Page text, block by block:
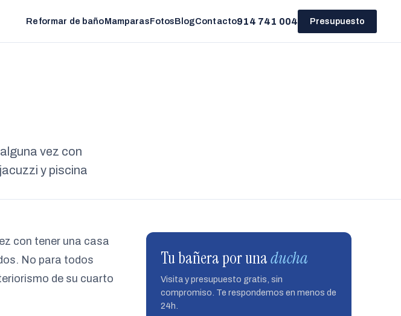
Reformar de bañoMamparasFotosBlogContacto914 741 004 Presupuesto
vez con
y piscina
con tener una casa
No para todos
de su cuarto
Tu bañera por unaducha
Visita y presupuesto gratis, sin
compromiso. Te respondemos en menos de
24h.